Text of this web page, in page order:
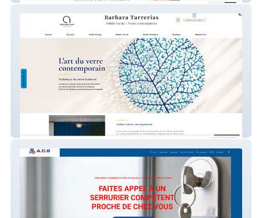
Petites lumières - France